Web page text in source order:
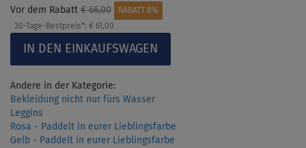
Vor dem Rabatt € 66,00
RABATT 8%
30-Tage-Bestpreis*: € 61,00
Andere in der Kategorie:
Bekleidung nicht nur fürs Wasser
Leggins
Rosa - Paddelt in eurer Lieblingsfarbe
Gelb - Paddelt in eurer Lieblingsfarbe